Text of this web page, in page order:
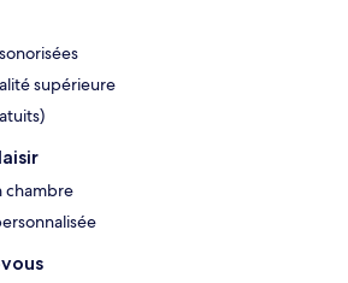
supérieure
chambre